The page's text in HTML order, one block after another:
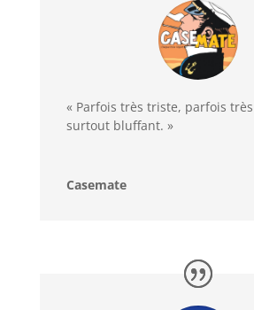
« Parfois très triste, parfois
surtout bluffant. »
Casemate